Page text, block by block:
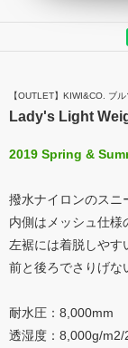
【OUTLET】KIWI&CO. ブル
Lady's Light
2019 Spring &
撥水ナイロンのスニ
内側はメッシュ仕様
左裾には着脱しやす
前と後ろでさりげな
耐水圧：8,000mm
透湿度：8,000g/m2/